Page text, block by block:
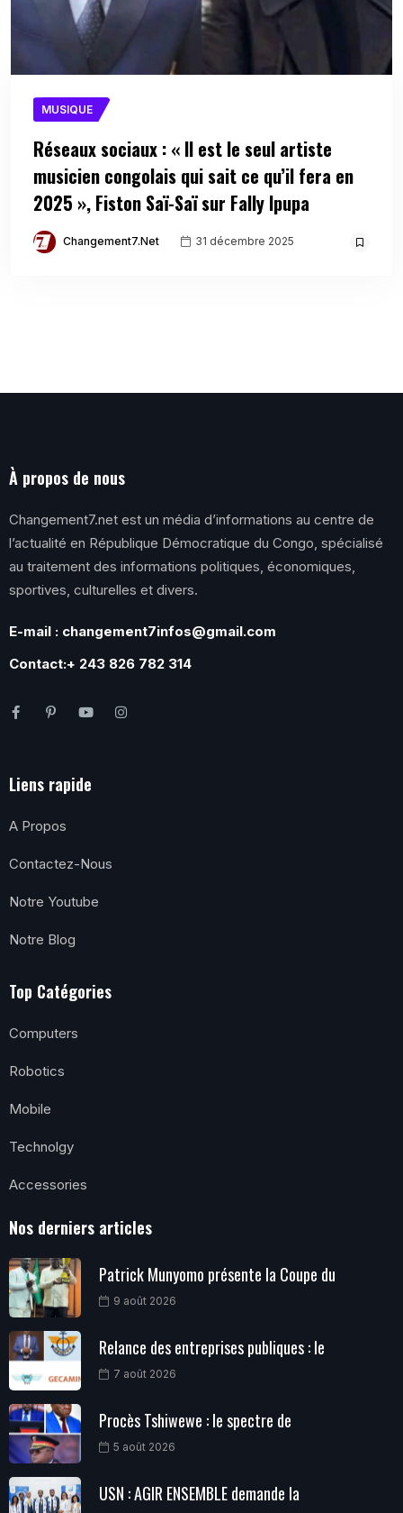
MUSIQUE
Réseaux sociaux : « Il est le seul artiste
musicien congolais qui sait ce qu’il fera en
2025 », Fiston Saï-Saï sur Fally Ipupa
Changement7.net 31 décembre 2025
À propos de nous
Changement7.net est un média d’informations au centre de
l’actualité en République Démocratique du Congo, spécialisé
au traitement des informations politiques, économiques,
sportives, culturelles et divers.
E-mail : changement7infos@gmail.com
Contact:+ 243 826 782 314
Liens rapide
A Propos
Contactez-Nous
Notre Youtube
Notre Blog
Top Catégories
Computers
Robotics
Mobile
Technolgy
Accessories
Nos derniers articles
Patrick Munyomo présente la Coupe du
9 août 2026
Relance des entreprises publiques : le
7 août 2026
Procès Tshiwewe : le spectre de
5 août 2026
USN : AGIR ENSEMBLE demande la